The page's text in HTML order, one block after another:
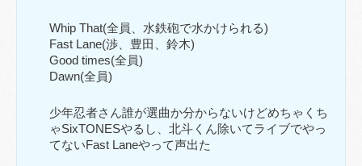
Whip That(全員、水鉄砲で水かけられる)
Fast Lane(渉、豊田、鈴木)
Good times(全員)
Dawn(全員)
少年忍者さん誰が選曲か分からないけどめちゃくち
ゃSixTONESやるし、北斗くん除いてライブでやっ
てないFast Laneやって声出た